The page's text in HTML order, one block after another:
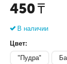
450 ₸
В наличии
Цвет:
"Пудра"